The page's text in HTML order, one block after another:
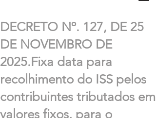
DECRETO Nº. 127, DE 25
DE NOVEMBRO DE
2025.Fixa data para
recolhimento do ISS pelos
contribuintes tributados em
valores fixos, para o